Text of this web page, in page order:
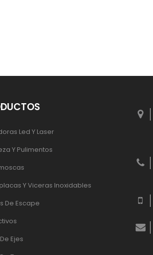
Led Y Laser
Y Pulimentos
Y Viceras Inoxidables
De Escape
Ejes